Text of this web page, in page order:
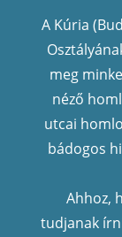
A Kúria
meg
néző
utcai
bádogos
Ahhoz,
tudjanak